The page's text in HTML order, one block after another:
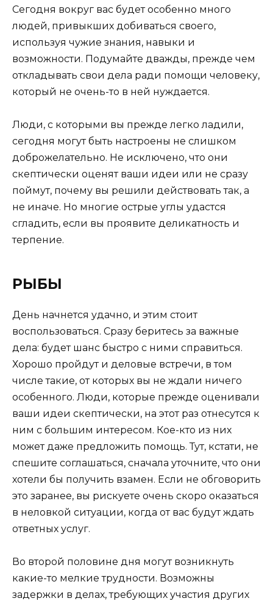
Сегодня вокруг вас будет особенно много
людей, привыкших добиваться своего,
используя чужие знания, навыки и
возможности. Подумайте дважды, прежде чем
откладывать свои дела ради помощи человеку,
который не очень-то в ней нуждается.
Люди, с которыми вы прежде легко ладили,
сегодня могут быть настроены не слишком
доброжелательно. Не исключено, что они
скептически оценят ваши идеи или не сразу
поймут, почему вы решили действовать так, а
не иначе. Но многие острые углы удастся
сгладить, если вы проявите деликатность и
терпение.
РЫБЫ
День начнется удачно, и этим стоит
воспользоваться. Сразу беритесь за важные
дела: будет шанс быстро с ними справиться.
Хорошо пройдут и деловые встречи, в том
числе такие, от которых вы не ждали ничего
особенного. Люди, которые прежде оценивали
ваши идеи скептически, на этот раз отнесутся к
ним с большим интересом. Кое-кто из них
может даже предложить помощь. Тут, кстати, не
спешите соглашаться, сначала уточните, что они
хотели бы получить взамен. Если не обговорить
это заранее, вы рискуете очень скоро оказаться
в неловкой ситуации, когда от вас будут ждать
ответных услуг.
Во второй половине дня могут возникнуть
какие-то мелкие трудности. Возможны
задержки в делах, требующих участия других